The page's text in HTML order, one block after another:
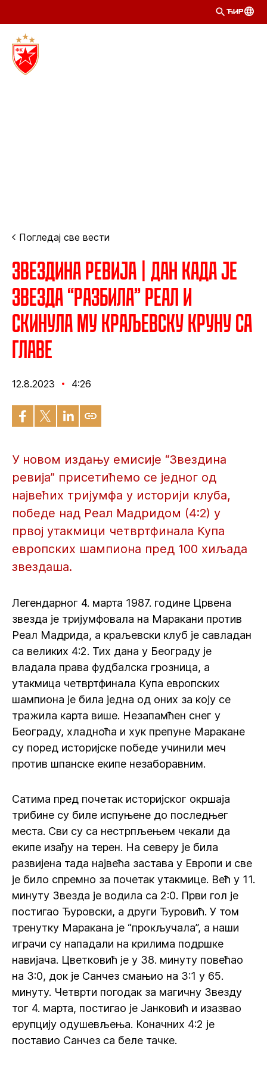
ЋИР
Погледај све вести
Звездина ревија | Дан када је
Звезда “разбила” Реал и
скинула му краљевску круну са
главе
12.8.2023 4:26
У новом издању емисије “Звездина
ревија” присетићемо се једног од
највећих тријумфа у историји клуба,
победе над Реал Мадридом (4:2) у
првој утакмици четвртфинала Купа
европских шампиона пред 100 хиљада
звездаша.
Легендарног 4. марта 1987. године Црвена
звезда је тријумфовала на Маракани против
Реал Мадрида, а краљевски клуб је савладан
са великих 4:2. Тих дана у Београду је
владала права фудбалска грозница, а
утакмица четвртфинала Купа европских
шампиона је била једна од оних за коју се
тражила карта више. Незапамћен снег у
Београду, хладноћа и хук препуне Маракане
су поред историјске победе учинили меч
против шпанске екипе незаборавним.
Сатима пред почетак историјског окршаја
трибине су биле испуњене до последњег
места. Сви су са нестрпљењем чекали да
екипе изађу на терен. На северу је била
развијена тада највећа застава у Европи и све
је било спремно за почетак утакмице. Већ у 11.
минуту Звезда је водила са 2:0. Први гол је
постигао Ђуровски, а други Ђуровић. У том
тренутку Маракана је “прокључала”, а наши
играчи су нападали на крилима подршке
навијача. Цветковић је у 38. минуту повећао
на 3:0, док је Санчез смањио на 3:1 у 65.
минуту. Четврти погодак за магичну Звезду
тог 4. марта, постигао је Јанковић и изазвао
ерупцију одушевљења. Коначних 4:2 је
поставио Санчез са беле тачке.